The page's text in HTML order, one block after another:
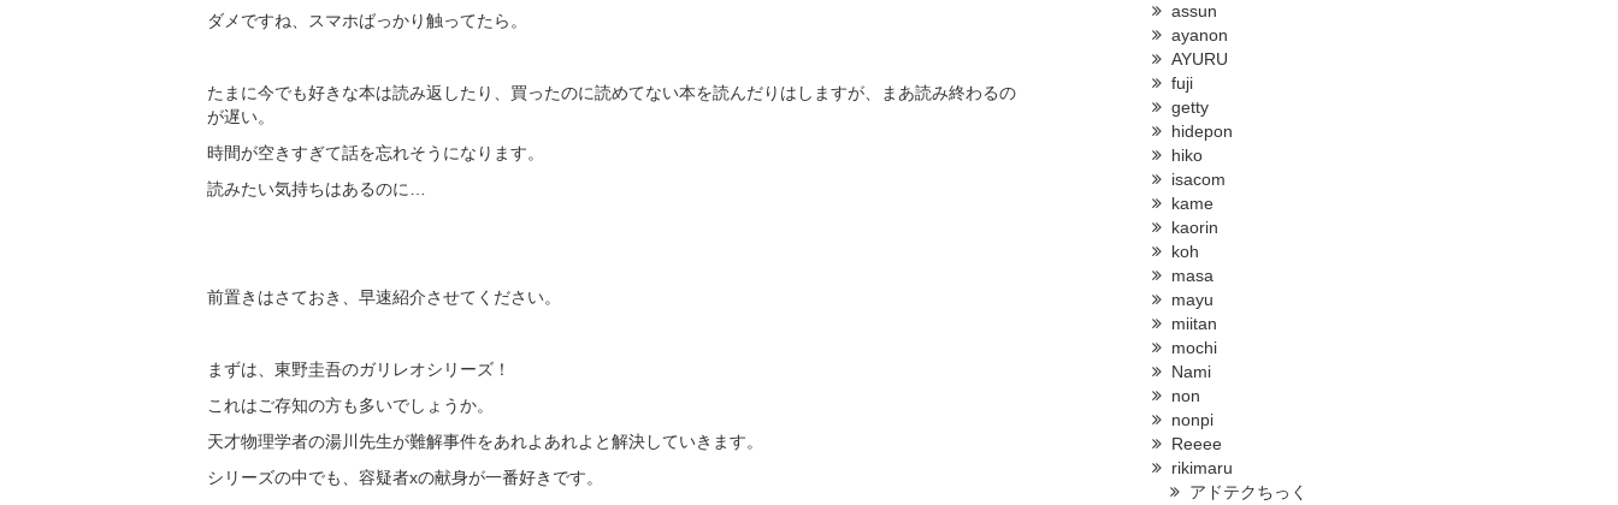
ダメですね、スマホばっかり触ってたら。
たまに今でも好きな本は読み返したり、買ったのに読めてない本を読んだりはしますが、まあ読み終わるの
が遅い。
時間が空きすぎて話を忘れそうになります。
読みたい気持ちはあるのに…
前置きはさておき、早速紹介させてください。
まずは、東野圭吾のガリレオシリーズ！
これはご存知の方も多いでしょうか。
天才物理学者の湯川先生が難解事件をあれよあれよと解決していきます。
シリーズの中でも、容疑者xの献身が一番好きです。
assun
ayanon
AYURU
fuji
getty
hidepon
hiko
isacom
kame
kaorin
koh
masa
mayu
miitan
mochi
Nami
non
nonpi
Reeee
rikimaru
アドテクちっく